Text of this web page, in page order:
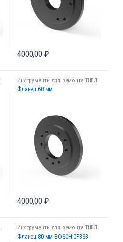
4000,00 ₽
Инструменты для ремонта ТНВД
Фланец 68 мм
4000,00 ₽
Инструменты для ремонта ТНВД
Фланец 80 мм BOSCH СP3S3